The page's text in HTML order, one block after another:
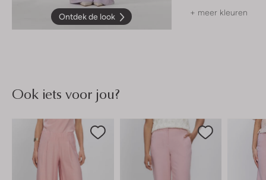
Ontdek de look + meer kleuren
Ook iets voor jou?